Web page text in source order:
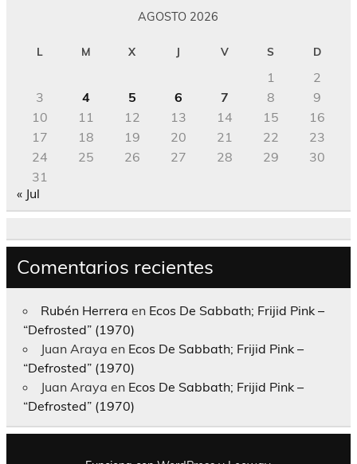
AGOSTO 2026
L M X J V S D
1
2
3
4 5 6 7 8
9
10
11 12 13 14 15
16
17
18 19 20 21 22
23
24
25 26 27 28 29
30
31
« Jul
Comentarios recientes
Rubén Herrera en Ecos De Sabbath; Frijid Pink –
“Defrosted” (1970)
Juan Araya en Ecos De Sabbath; Frijid Pink –
“Defrosted” (1970)
Juan Araya en Ecos De Sabbath; Frijid Pink –
“Defrosted” (1970)